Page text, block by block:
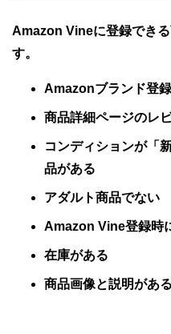
Amazon Vineに登録でき
す。
Amazonブランド登
商品詳細ページのレ
コンディションが「
品がある
アダルト商品でない
Amazon Vine登録時
在庫がある
商品画像と説明がある